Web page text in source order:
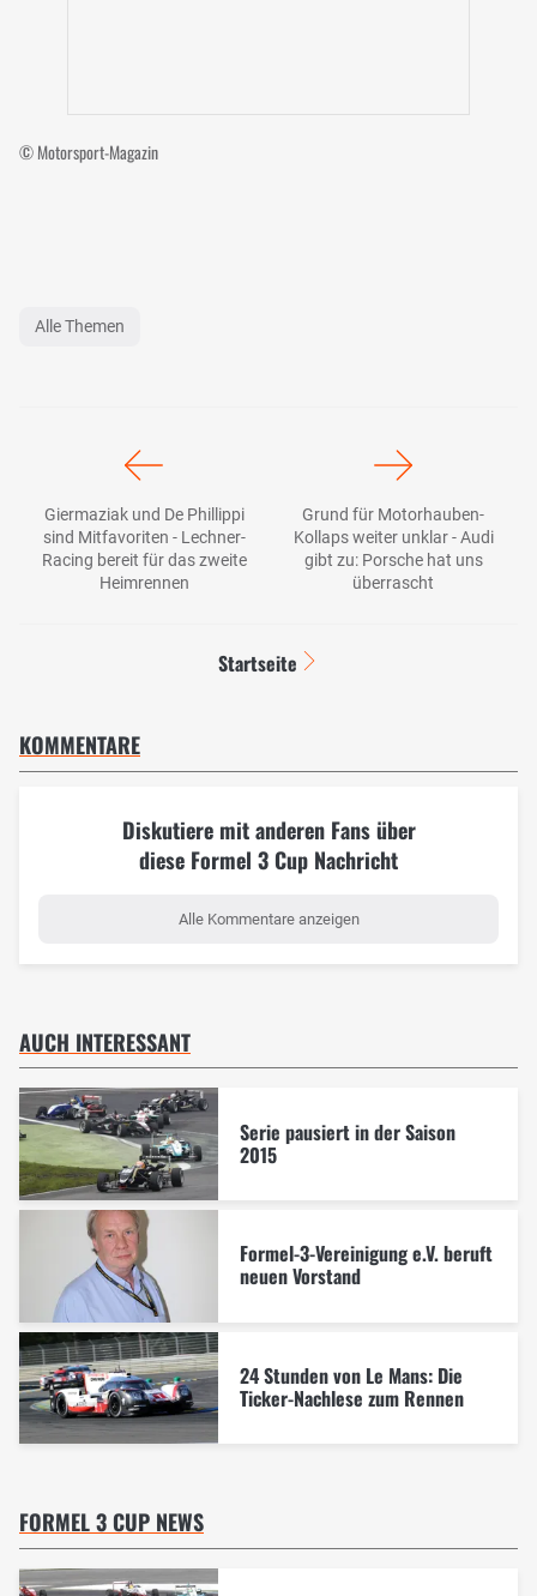
© Motorsport-Magazin
Alle Themen
Giermaziak und De Phillippi
sind Mitfavoriten - Lechner-
Racing bereit für das zweite
Heimrennen
Grund für Motorhauben-
Kollaps weiter unklar - Audi
gibt zu: Porsche hat uns
überrascht
Startseite
KOMMENTARE
Diskutiere mit anderen Fans über
diese Formel 3 Cup Nachricht
Alle Kommentare anzeigen
AUCH INTERESSANT
Serie pausiert in der Saison
2015
Formel-3-Vereinigung e.V. beruft
neuen Vorstand
24 Stunden von Le Mans: Die
Ticker-Nachlese zum Rennen
FORMEL 3 CUP NEWS